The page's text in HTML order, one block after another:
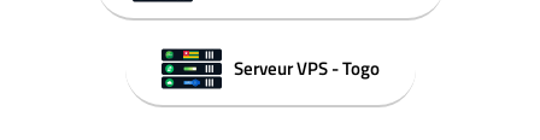
Serveur VPS - Togo